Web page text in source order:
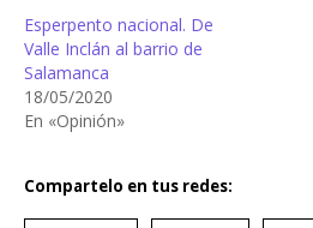
Esperpento nacional. De
Valle Inclán al barrio de
Salamanca
18/05/2020
En «Opinión»
Compartelo en tus redes: